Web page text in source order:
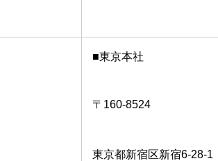
■東京本社
〒160-8524
東京都新宿区新宿6-28-1